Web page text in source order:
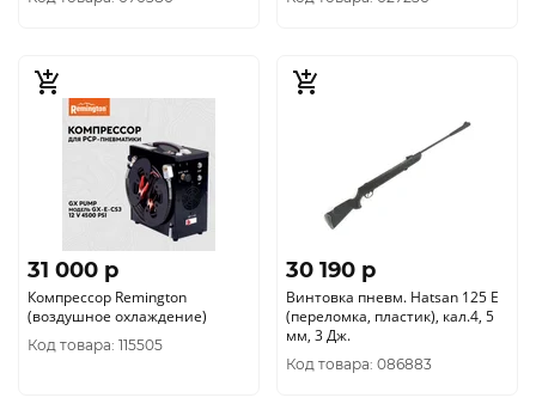
31 000 p
Компрессор Remington
(воздушное охлаждение)
Код товара: 115505
30 190 p
Винтовка пневм. Hatsan 125 E
(переломка, пластик), кал.4, 5
мм, 3 Дж.
Код товара: 086883